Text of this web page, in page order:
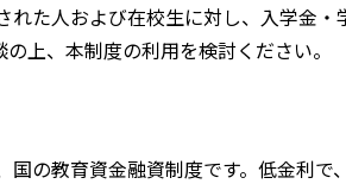
れた人および在校生に対し、入学金
上、本制度の利用を検討ください。
国の教育資金融資制度です。低金利